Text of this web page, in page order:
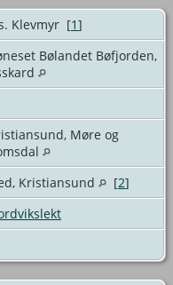
Klevmyr [1]
Bølandet Bøfjorden,
Møre og
Kristiansund [2]